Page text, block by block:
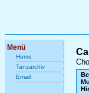
Menü
Home
Tanzarchiv
Email